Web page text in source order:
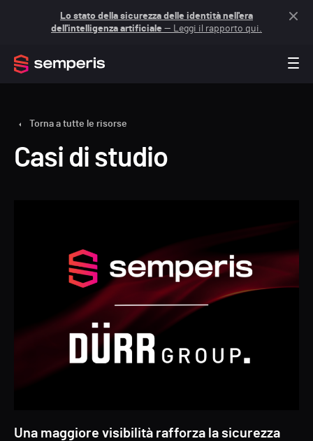
Lo stato della sicurezza delle identità nell'era
dell'intelligenza artificiale — Leggi il rapporto qui.
Torna a tutte le risorse
Casi di studio
Una maggiore visibilità rafforza la sicurezza